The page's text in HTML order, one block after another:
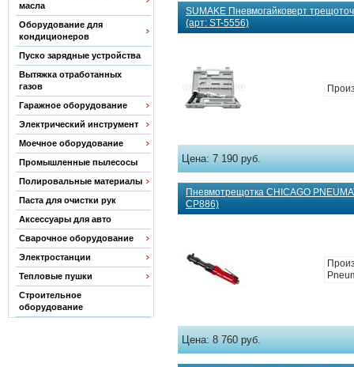
масла
Оборудование для
кондиционеров
Пуско зарядные устройства
Вытяжка отработанных
газов
Гаражное оборудование
Электрический инструмент
Моечное оборудование
Промышленные пылесосы
Полировальные материалы
Паста для очистки рук
Аксессуары для авто
Сварочное оборудование
Электростанции
Тепловые пушки
Строительное
оборудование
SUMAKE Пневмогайковерт
(арт: ST-5556)
Цена:7 190 руб.
Пневмотрещотка CHICAGO
CP886)
Цена:8 760 руб.